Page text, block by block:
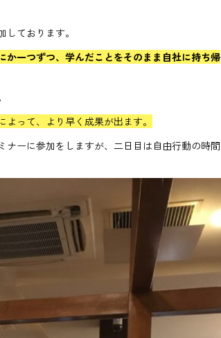
ております。
一つずつ、学んだことをそのまま自社に持ち帰
って、より早く成果が出ます。
ナーに参加をしますが、二日目は自由行動の時間